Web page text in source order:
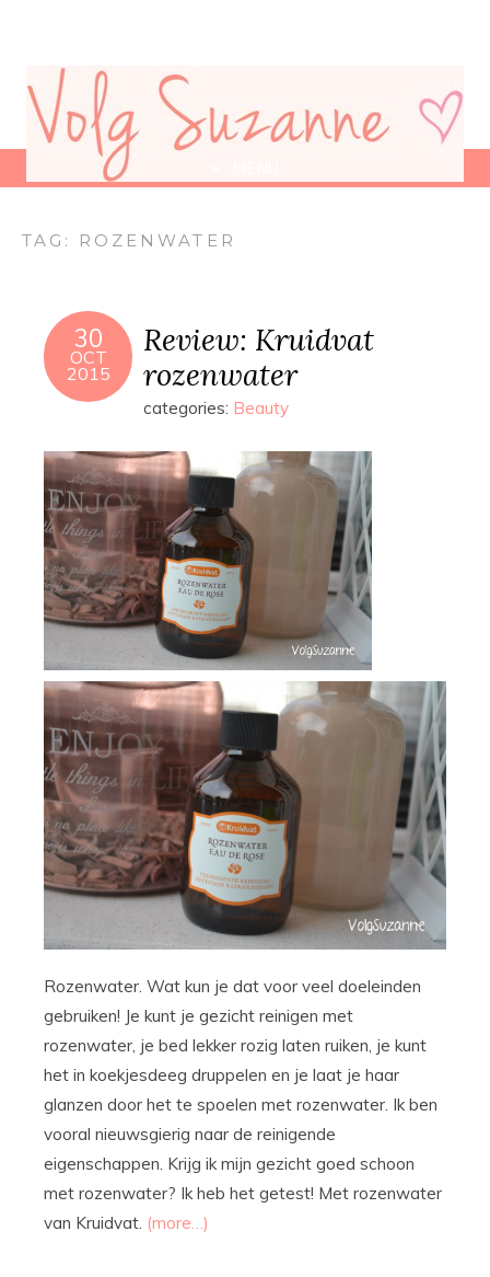
TAG: ROZENWATER
30
OCT
2015
Review: Kruidvat
rozenwater
categories: Beauty
Rozenwater. Wat kun je dat voor veel doeleinden
gebruiken! Je kunt je gezicht reinigen met
rozenwater, je bed lekker rozig laten ruiken, je kunt
het in koekjesdeeg druppelen en je laat je haar
glanzen door het te spoelen met rozenwater. Ik ben
vooral nieuwsgierig naar de reinigende
eigenschappen. Krijg ik mijn gezicht goed schoon
met rozenwater? Ik heb het getest! Met rozenwater
van Kruidvat. (more…)